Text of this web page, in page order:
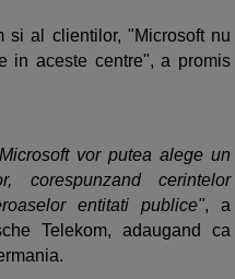
si al clientilor, "Microsoft nu
in aceste centre", a promis
vor putea alege un
cerintelor
entitati publice", a
Telekom, adaugand ca